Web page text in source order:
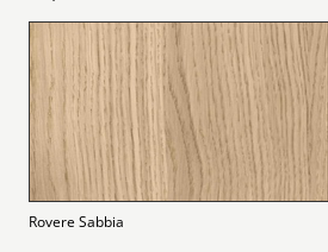
Rovere Sabbia